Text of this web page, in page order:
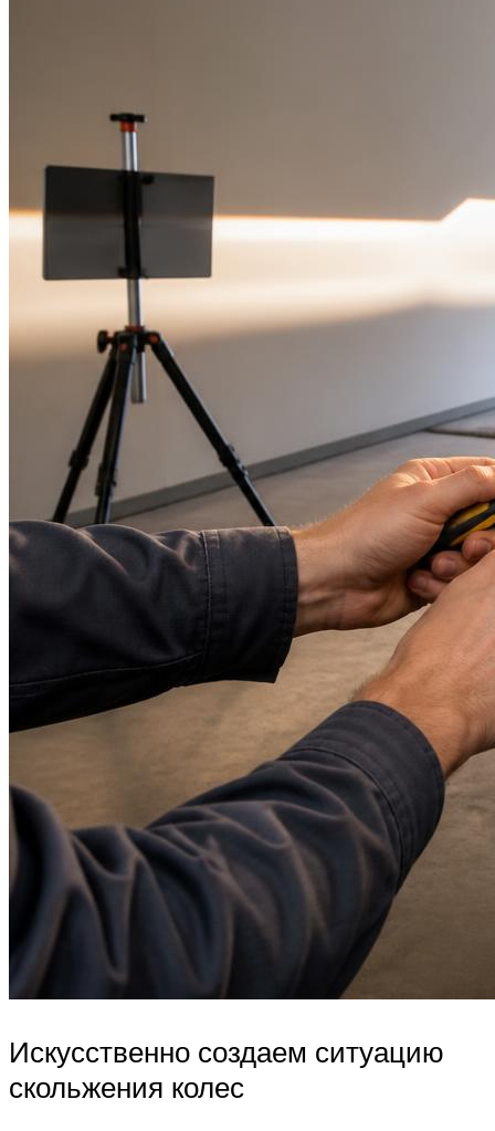
Искусственно создаем ситуацию
скольжения колес